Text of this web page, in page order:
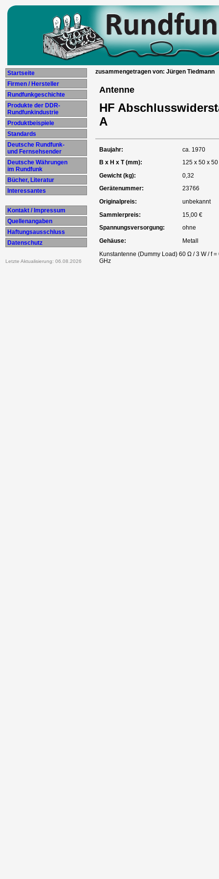
Startseite
Firmen / Hersteller
Rundfunkgeschichte
Produkte der DDR-
Rundfunkindustrie
Produktbeispiele
Standards
Deutsche Rundfunk-
und Fernsehsender
Deutsche Währungen
im Rundfunk
Bücher, Literatur
Interessantes
Kontakt / Impressum
Quellenangaben
Haftungsausschluss
Datenschutz
Letzte Aktualisierung: 06.08.2026
zusammengetragen von: Jürgen Tiedmann
Antenne
HF
A
Baujahr:
ca. 1970
B x H x T (mm):
125 x 50 x 50
Gewicht (kg):
0,32
Gerätenummer:
23766
Originalpreis:
unbekannt
Sammlerpreis:
15,00 €
Spannungsversorgung:
ohne
Gehäuse:
Metall
Kunstantenne (Dummy Load) 60 Ω / 3 W / f =
GHz